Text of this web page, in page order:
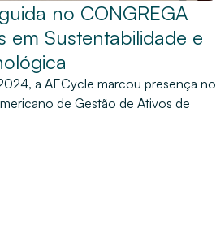
no CONGREGA
em Sustentabilidade e
a AECycle marcou presença no
de Gestão de Ativos de